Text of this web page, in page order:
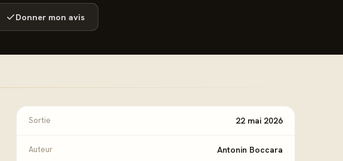
Donner mon avis
Sortie 22 mai 2026
Auteur Antonin Boccara